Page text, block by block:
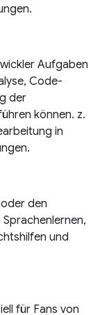
Aufgaben
Code-
der
können. z.
in
den
und
für Fans von